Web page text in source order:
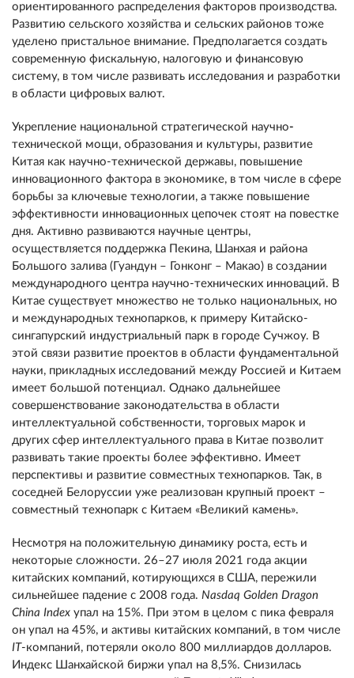
ориентированного распределения факторов производства.
Развитию сельского хозяйства и сельских районов тоже
уделено пристальное внимание. Предполагается создать
современную фискальную, налоговую и финансовую
систему, в том числе развивать исследования и разработки
в области цифровых валют.
Укрепление национальной стратегической научно-
технической мощи, образования и культуры, развитие
Китая как научно-технической державы, повышение
инновационного фактора в экономике, в том числе в сфере
борьбы за ключевые технологии, а также повышение
эффективности инновационных цепочек стоят на повестке
дня. Активно развиваются научные центры,
осуществляется поддержка Пекина, Шанхая и района
Большого залива (Гуандун – Гонконг – Макао) в создании
международного центра научно-технических инноваций. В
Китае существует множество не только национальных, но
и международных технопарков, к примеру Китайско-
сингапурский индустриальный парк в городе Сучжоу. В
этой связи развитие проектов в области фундаментальной
науки, прикладных исследований между Россией и Китаем
имеет большой потенциал. Однако дальнейшее
совершенствование законодательства в области
интеллектуальной собственности, торговых марок и
других сфер интеллектуального права в Китае позволит
развивать такие проекты более эффективно. Имеет
перспективы и развитие совместных технопарков. Так, в
соседней Белоруссии уже реализован крупный проект –
совместный технопарк с Китаем «Великий камень».
Несмотря на положительную динамику роста, есть и
некоторые сложности. 26–27 июля 2021 года акции
китайских компаний, котирующихся в США, пережили
сильнейшее падение с 2008 года. Nasdaq Golden Dragon
China Index упал на 15%. При этом в целом с пика февраля
он упал на 45%, и активы китайских компаний, в том числе
IT-компаний, потеряли около 800 миллиардов долларов.
Индекс Шанхайской биржи упал на 8,5%. Снизилась